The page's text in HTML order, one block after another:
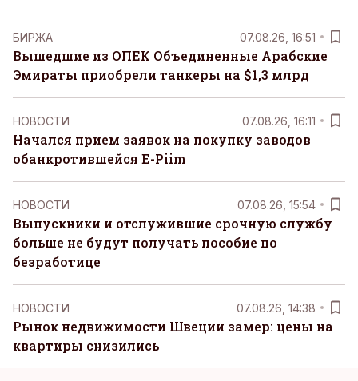
БИРЖА 07.08.26, 16:51
Вышедшие из ОПЕК Объединенные Арабские
Эмираты приобрели танкеры на $1,3 млрд
НОВОСТИ 07.08.26, 16:11
Начался прием заявок на покупку заводов
обанкротившейся E-Piim
НОВОСТИ 07.08.26, 15:54
Выпускники и отслужившие срочную службу
больше не будут получать пособие по
безработице
НОВОСТИ 07.08.26, 14:38
Рынок недвижимости Швеции замер: цены на
квартиры снизились